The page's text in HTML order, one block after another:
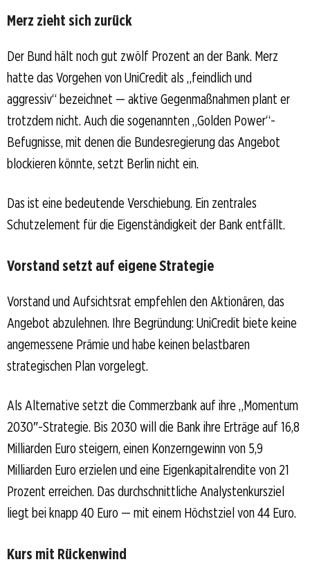
Merz zieht sich zurück
Der Bund hält noch gut zwölf Prozent an der Bank. Merz
hatte das Vorgehen von UniCredit als „feindlich und
aggressiv“ bezeichnet — aktive Gegenmaßnahmen plant er
trotzdem nicht. Auch die sogenannten „Golden Power“-
Befugnisse, mit denen die Bundesregierung das Angebot
blockieren könnte, setzt Berlin nicht ein.
Das ist eine bedeutende Verschiebung. Ein zentrales
Schutzelement für die Eigenständigkeit der Bank entfällt.
Vorstand setzt auf eigene Strategie
Vorstand und Aufsichtsrat empfehlen den Aktionären, das
Angebot abzulehnen. Ihre Begründung: UniCredit biete keine
angemessene Prämie und habe keinen belastbaren
strategischen Plan vorgelegt.
Als Alternative setzt die Commerzbank auf ihre „Momentum
2030″-Strategie. Bis 2030 will die Bank ihre Erträge auf 16,8
Milliarden Euro steigern, einen Konzerngewinn von 5,9
Milliarden Euro erzielen und eine Eigenkapitalrendite von 21
Prozent erreichen. Das durchschnittliche Analystenkursziel
liegt bei knapp 40 Euro — mit einem Höchstziel von 44 Euro.
Kurs mit Rückenwind